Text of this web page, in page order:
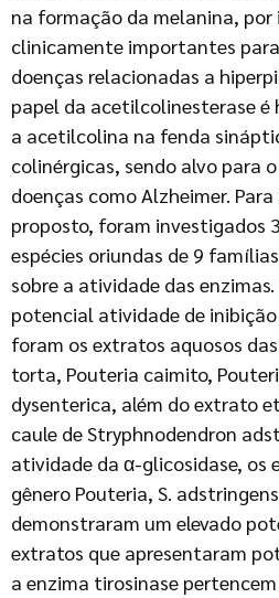
na formação da melanina, por
clinicamente importantes
doenças relacionadas a
papel da acetilcolinesterase
a acetilcolina na fenda
colinérgicas, sendo alvo para
doenças como Alzheimer.
proposto, foram investigados
espécies oriundas de 9
sobre a atividade das
potencial atividade de
foram os extratos aquosos
torta, Pouteria caimito,
dysenterica, além do extrato
caule de Stryphnodendron
atividade da α-glicosidase, os
gênero Pouteria, S.
demonstraram um elevado
extratos que apresentaram
a enzima tirosinase pertencem